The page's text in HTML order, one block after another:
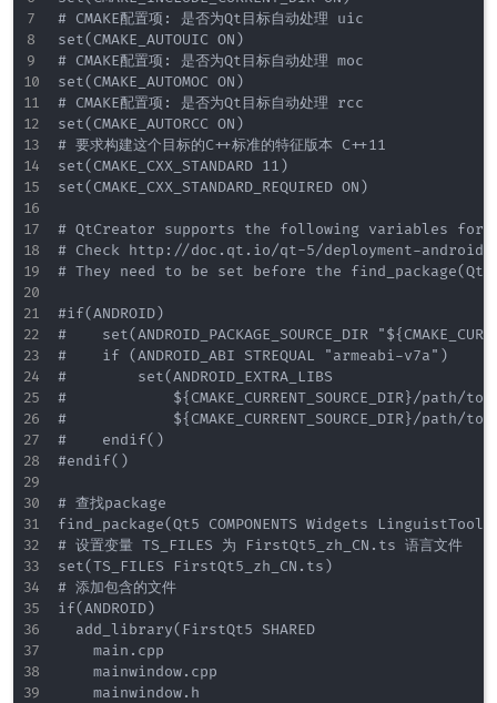
# CMAKE配置项: 是否为Qt目标自动处理 uic
set(CMAKE_AUTOUIC ON)
# CMAKE配置项: 是否为Qt目标自动处理 moc
set(CMAKE_AUTOMOC ON)
# CMAKE配置项: 是否为Qt目标自动处理 rcc
set(CMAKE_AUTORCC ON)
# 要求构建这个目标的C++标准的特征版本 C++11
set(CMAKE_CXX_STANDARD 11)
set(CMAKE_CXX_STANDARD_REQUIRED ON)
# QtCreator supports the following variables for
# Check http://doc.qt.io/qt-5/deployment-
# They need to be set before the
#if(ANDROID)
#    set(ANDROID_PACKAGE_SOURCE_DIR
#    if (ANDROID_ABI STREQUAL "armeabi-v7a")
#        set(ANDROID_EXTRA_LIBS
#            ${CMAKE_CURRENT_SOURCE_DIR}/path/
#            ${CMAKE_CURRENT_SOURCE_DIR}/path/
#    endif()
#endif()
# 查找package
find_package(Qt5 COMPONENTS Widgets LinguistTools
# 设置变量 TS_FILES 为 FirstQt5_zh_CN.ts 语言文件
set(TS_FILES FirstQt5_zh_CN.ts)
# 添加包含的文件
if(ANDROID)
  add_library(FirstQt5 SHARED
    main.cpp
    mainwindow.cpp
    mainwindow.h